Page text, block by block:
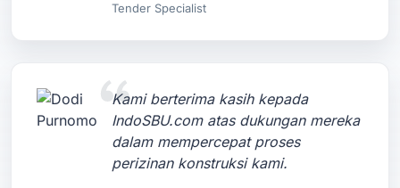
Tender Specialist
Kami berterima kasih kepada
IndoSBU.com atas dukungan mereka
dalam mempercepat proses
perizinan konstruksi kami.